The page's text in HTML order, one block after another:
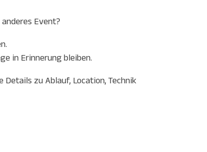
Event?
in Erinnerung bleiben.
zu Ablauf, Location, Technik